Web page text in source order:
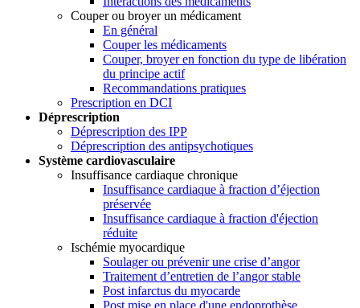
Couper ou broyer un médicament
En général
Couper les médicaments
Couper, broyer en fonction du type de libération
du principe actif
Recommandations pratiques
Prescription en DCI
Déprescription
Déprescription des IPP
Déprescription des antipsychotiques
Système cardiovasculaire
Insuffisance cardiaque chronique
Insuffisance cardiaque à fraction d’éjection
préservée
Insuffisance cardiaque à fraction d'éjection
réduite
Ischémie myocardique
Soulager ou prévenir une crise d’angor
Traitement d’entretien de l’angor stable
Post infarctus du myocarde
Post mise en place d'une endoprothèse